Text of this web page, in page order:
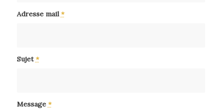
Adresse mail*
Sujet*
Message *